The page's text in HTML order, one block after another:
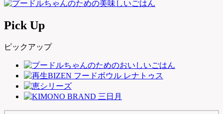
Pick Up
ピックアップ